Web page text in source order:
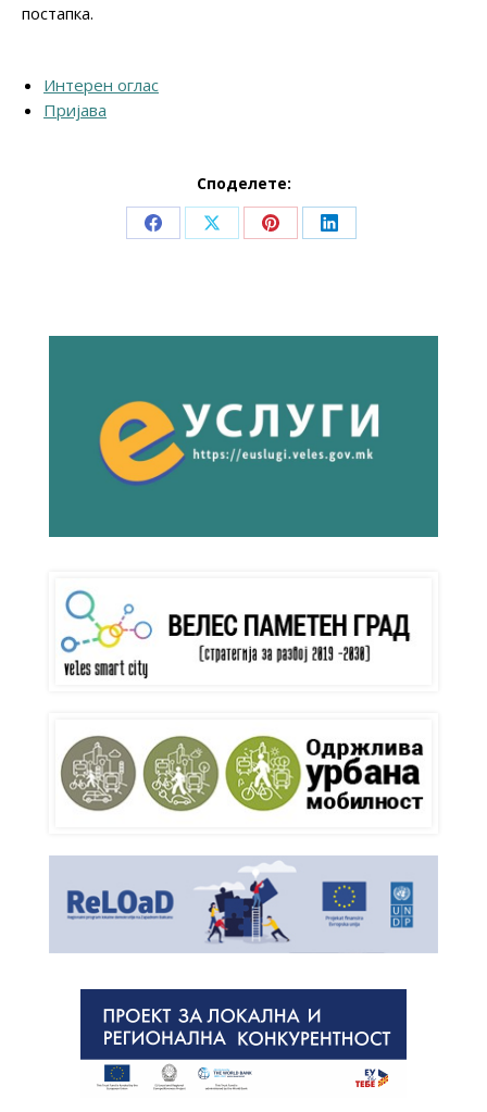
постапка.
Интерен оглас
Пријава
Споделете:
Share Share Share Share